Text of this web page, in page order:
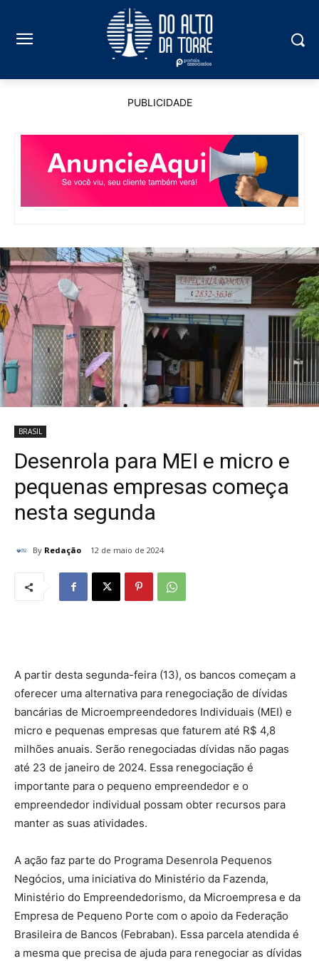
PUBLICIDADE
BRASIL
Desenrola para MEI e micro e
pequenas empresas começa
nesta segunda
By Redação 12 de maio de 2024
A partir desta segunda-feira (13), os bancos começam a
oferecer uma alternativa para renegociação de dívidas
bancárias de Microempreendedores Individuais (MEI) e
micro e pequenas empresas que faturem até R$ 4,8
milhões anuais. Serão renegociadas dívidas não pagas
até 23 de janeiro de 2024. Essa renegociação é
importante para o pequeno empreendedor e o
empreendedor individual possam obter recursos para
manter as suas atividades.
A ação faz parte do Programa Desenrola Pequenos
Negócios, uma iniciativa do Ministério da Fazenda,
Ministério do Empreendedorismo, da Microempresa e da
Empresa de Pequeno Porte com o apoio da Federação
Brasileira de Bancos (Febraban). Essa parcela atendida é
a mesma que precisa de ajuda para renegociar as dívidas